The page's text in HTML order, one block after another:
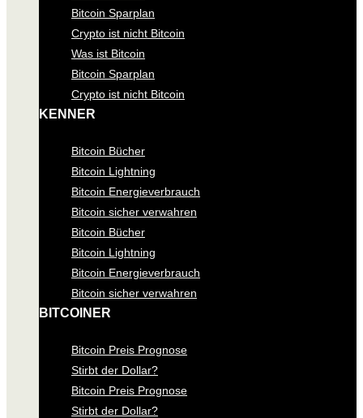
Bitcoin Sparplan
Crypto ist nicht Bitcoin
Was ist Bitcoin
Bitcoin Sparplan
Crypto ist nicht Bitcoin
KENNER
Bitcoin Bücher
Bitcoin Lightning
Bitcoin Energieverbrauch
Bitcoin sicher verwahren
Bitcoin Bücher
Bitcoin Lightning
Bitcoin Energieverbrauch
Bitcoin sicher verwahren
BITCOINER
Bitcoin Preis Prognose
Stirbt der Dollar?
Bitcoin Preis Prognose
Stirbt der Dollar?